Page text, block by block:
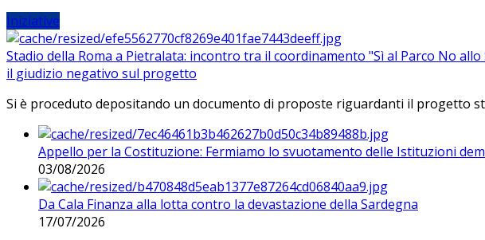
Iniziative
Stadio della Roma a Pietralata: incontro tra il coordinamento "Sì al Parco No
il giudizio negativo sul progetto
Si è proceduto depositando un documento di proposte riguardanti il progetto
Appello per la Costituzione: Fermiamo lo svuotamento delle Istituzioni
03/08/2026
Da Cala Finanza alla lotta contro la devastazione della Sardegna
17/07/2026